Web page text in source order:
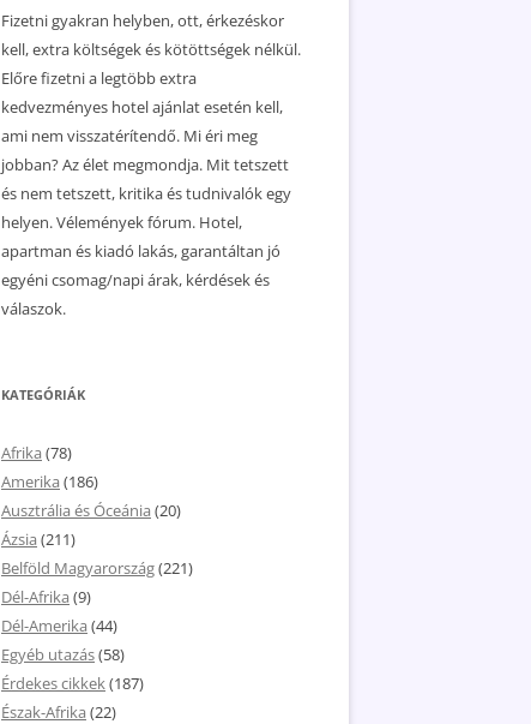
Fizetni gyakran helyben, ott, érkezéskor
kell, extra költségek és kötöttségek nélkül.
Előre fizetni a legtöbb extra
kedvezményes hotel ajánlat esetén kell,
ami nem visszatérítendő. Mi éri meg
jobban? Az élet megmondja. Mit tetszett
és nem tetszett, kritika és tudnivalók egy
helyen. Vélemények fórum. Hotel,
apartman és kiadó lakás, garantáltan jó
egyéni csomag/napi árak, kérdések és
válaszok.
KATEGÓRIÁK
Afrika (78)
Amerika (186)
Ausztrália és Óceánia (20)
Ázsia (211)
Belföld Magyarország(221)
Dél-Afrika (9)
Dél-Amerika (44)
Egyéb utazás(58)
Érdekes cikkek(187)
Észak-Afrika (22)